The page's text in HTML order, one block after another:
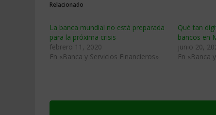
Relacionado
La banca mundial no está preparada
para la próxima crisis
febrero 11, 2020
En «Banca y Servicios Financieros»
Qué tan
bancos en
junio 20,
En «Banca